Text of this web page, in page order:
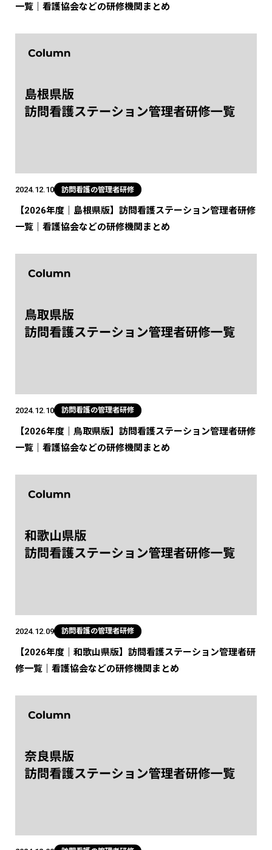
一覧｜看護協会などの研修機関まとめ
2024.12.10 訪問看護の管理者研修
【2026年度｜島根県版】訪問看護ステーション管理者研修
一覧｜看護協会などの研修機関まとめ
2024.12.10 訪問看護の管理者研修
【2026年度｜鳥取県版】訪問看護ステーション管理者研修
一覧｜看護協会などの研修機関まとめ
2024.12.09 訪問看護の管理者研修
【2026年度｜和歌山県版】訪問看護ステーション管理者研
修一覧｜看護協会などの研修機関まとめ